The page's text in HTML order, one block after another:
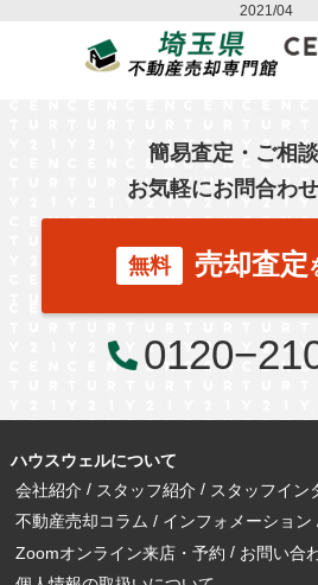
2021/04
簡易査定・ご相談
お気軽にお問合わ
無料 売却査定
ハウスウェルについて
会社紹介
スタッフ紹介
スタッフイン
不動産売却コラム
インフォメーション
Zoomオンライン来店・予約
お問い合